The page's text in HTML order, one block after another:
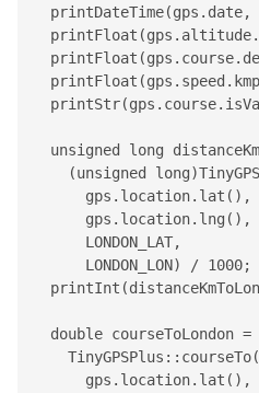
printDateTime(gps.date,
unsigned long
(unsigned long)
gps.location.lat(),
gps.location.lng(),
LONDON_LAT,
LONDON_LON) / 1000;
double courseToLondon =
TinyGPSPlus ::courseTo(
gps.location.lat(),